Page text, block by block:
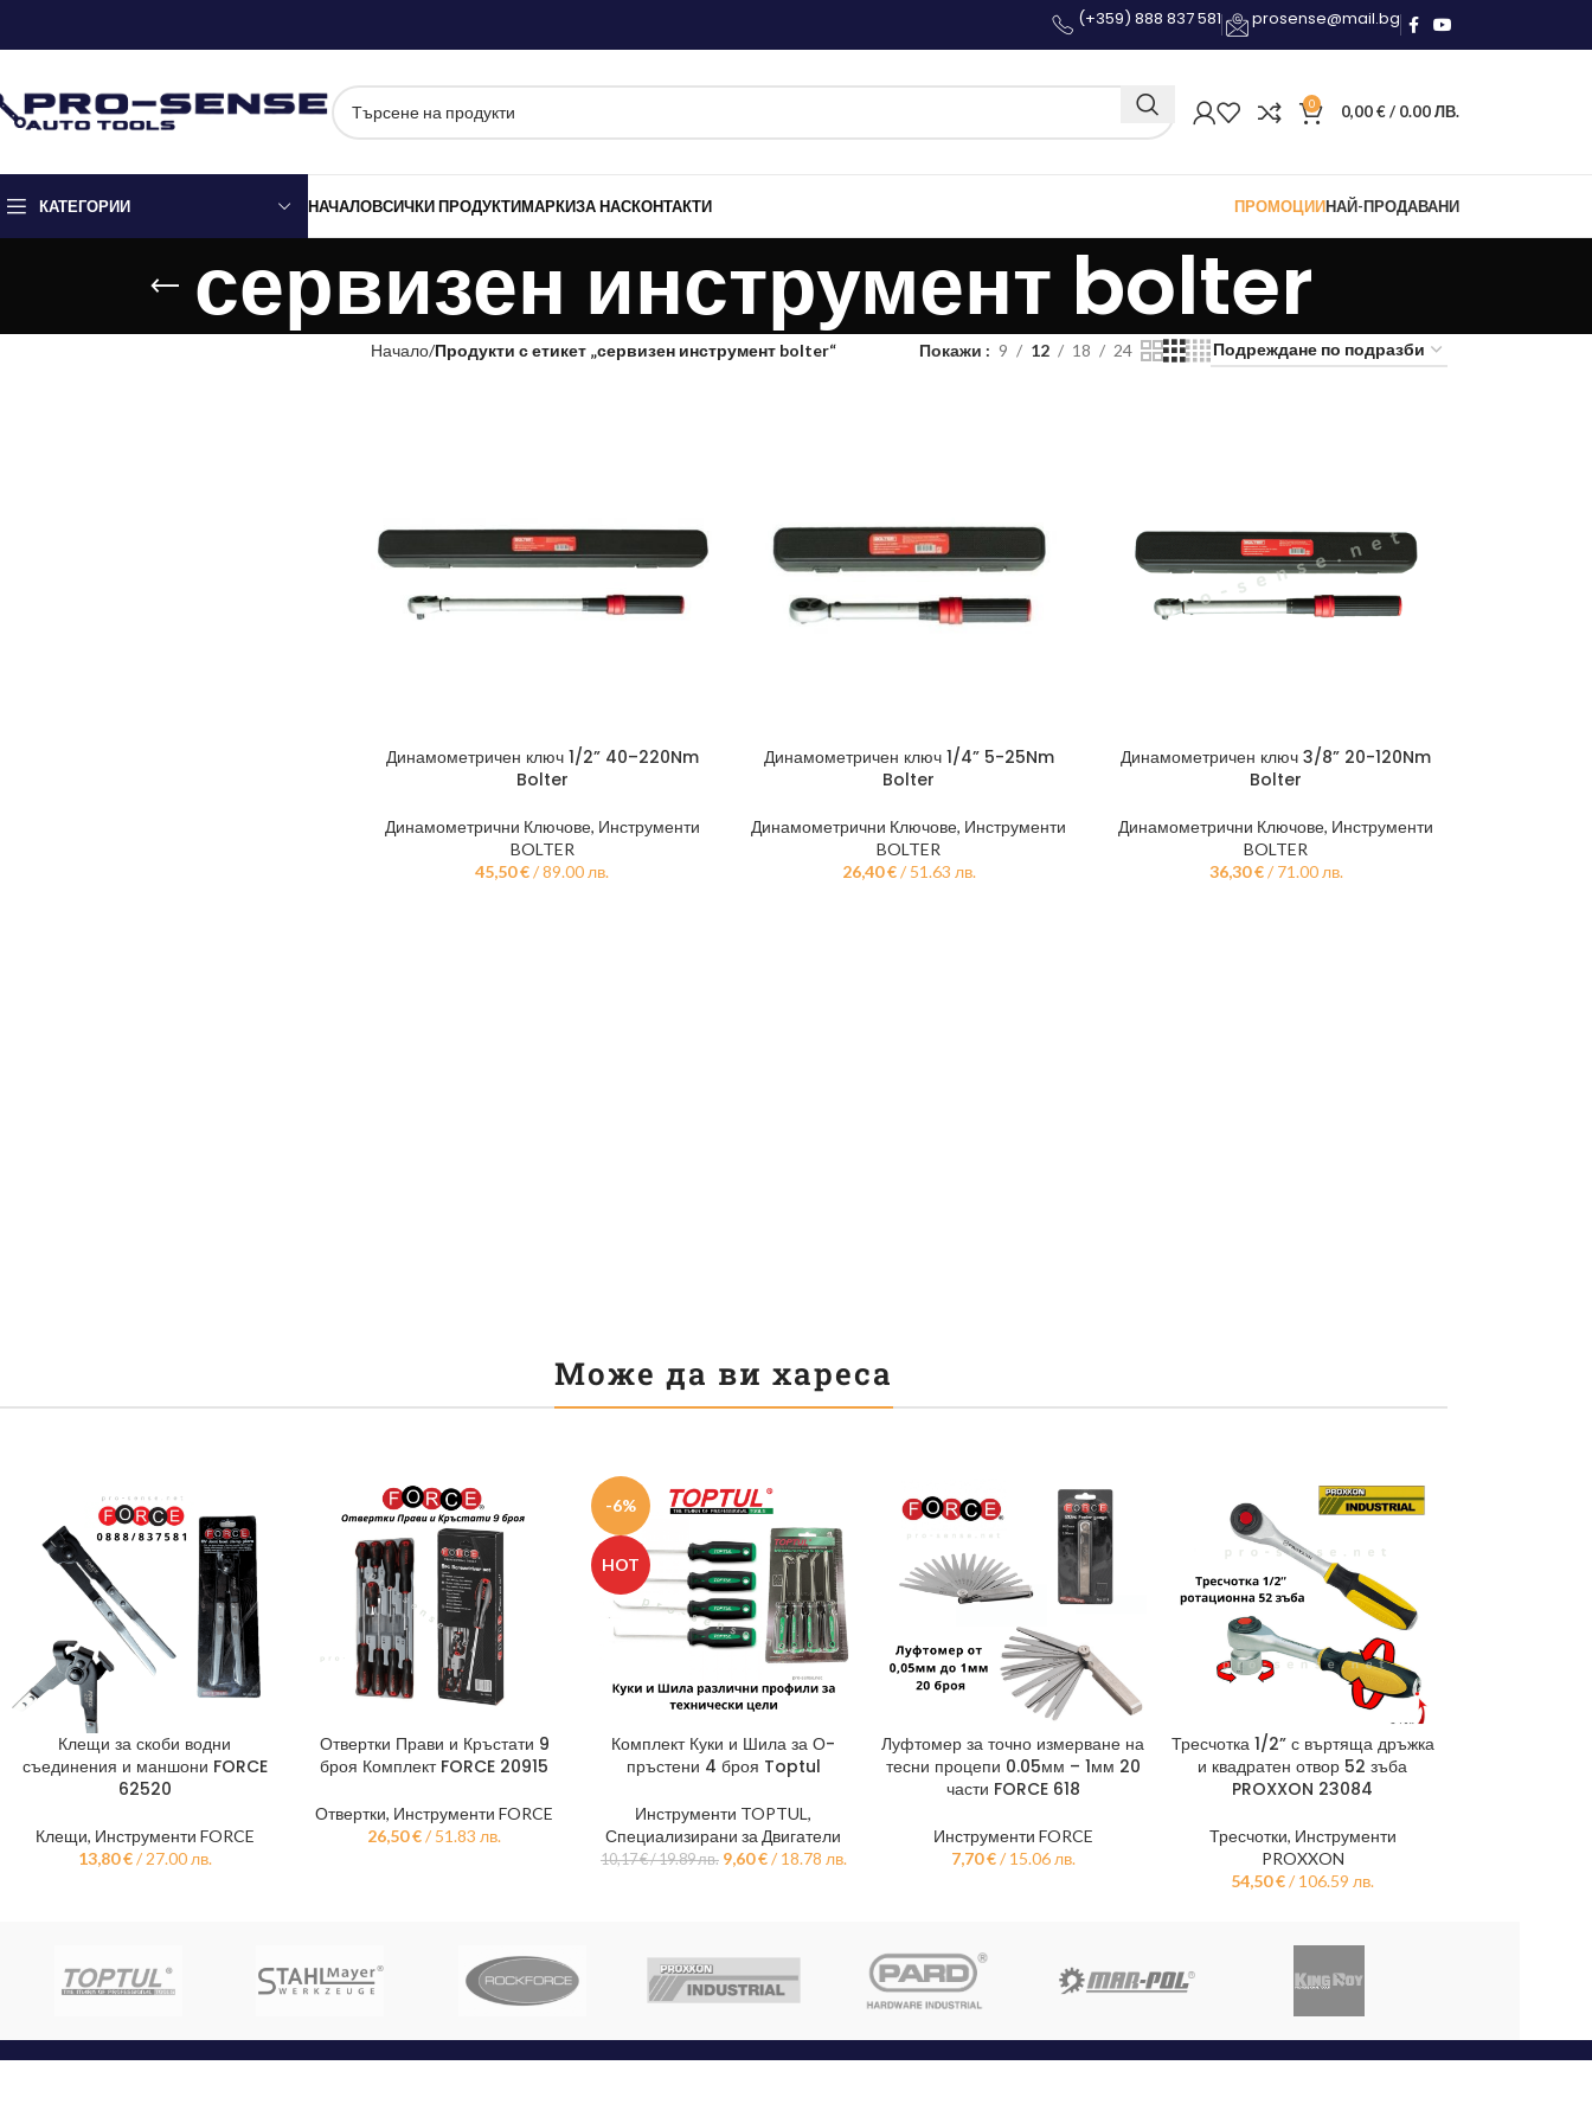
(+359) 888 837 581 prosense@mail.bg
0 0,00€/ 0.00 ЛВ.
КАТЕГОРИИ НАЧАЛОВСИЧКИ ПРОДУКТИМАРКИЗА НАСКОНТАКТИ ПРОМОЦИИНАЙ-ПРОДАВАНИ
сервизен инструмент bolter
Начало Продукти с етикет „сервизен инструмент bolter“ Покажи 9 12 18 24
Динамометричен ключ 1/2” 40–220Nm
Bolter
Динамометрични Ключове, Инструменти
BOLTER
45,50€/ 89.00 лв.
Динамометричен ключ 1/4” 5-25Nm
Bolter
Динамометрични Ключове, Инструменти
BOLTER
26,40€/ 51.63 лв.
Динамометричен ключ 3/8” 20-120Nm
Bolter
Динамометрични Ключове, Инструменти
BOLTER
36,30€ / 71.00 лв.
Може да ви хареса
ДОБАВЯНЕ В КОЛИЧКАТА
Клещи за скоби водни
съединения и маншони FORCE
62520
Клещи, Инструменти FORCE
13,80€/ 27.00 лв.
ДОБАВЯНЕ В КОЛИЧКАТА
Отвертки Прави и Кръстати 9
броя Комплект FORCE 20915
Отвертки, Инструменти FORCE
26,50€/ 51.83 лв.
-6%
HOT
ДОБАВЯНЕ В КОЛИЧКАТА
Комплект Куки и Шила за О-
пръстени 4 броя Toptul
Инструменти TOPTUL,
Специализирани за Двигатели
10,17€/ 19.89 лв. 9,60€/ 18.78 лв.
ДОБАВЯНЕ В КОЛИЧКАТА
Луфтомер за точно измерване на
тесни процепи 0.05мм – 1мм 20
части FORCE 618
Инструменти FORCE
7,70€/ 15.06 лв.
ДОБАВЯНЕ В КОЛИЧКАТА
Тресчотка 1/2” с въртяща дръжка
и квадратен отвор 52 зъба
PROXXON 23084
Тресчотки, Инструменти
PROXXON
54,50€/ 106.59 лв.